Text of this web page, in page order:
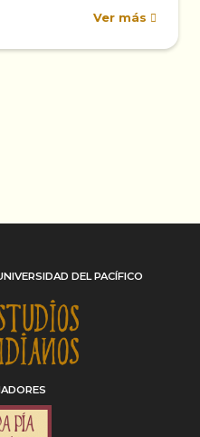
Ver más
DEL PACÍFICO